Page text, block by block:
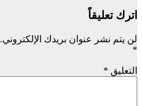
اترك تعليقاً
لن يتم نشر عنوان بريدك الإلكتروني.
*
التعليق *